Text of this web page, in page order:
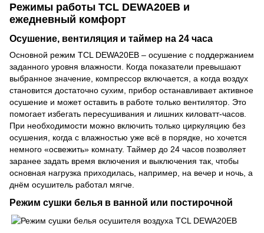
Режимы работы TCL DEWA20EB и
ежедневный комфорт
Осушение, вентиляция и таймер на 24 часа
Основной режим TCL DEWA20EB – осушение с поддержанием
заданного уровня влажности. Когда показатели превышают
выбранное значение, компрессор включается, а когда воздух
становится достаточно сухим, прибор останавливает активное
осушение и может оставить в работе только вентилятор. Это
помогает избегать пересушивания и лишних киловатт-часов.
При необходимости можно включить только циркуляцию без
осушения, когда с влажностью уже всё в порядке, но хочется
немного «освежить» комнату. Таймер до 24 часов позволяет
заранее задать время включения и выключения так, чтобы
основная нагрузка приходилась, например, на вечер и ночь, а
днём осушитель работал мягче.
Режим сушки белья в ванной или постирочной